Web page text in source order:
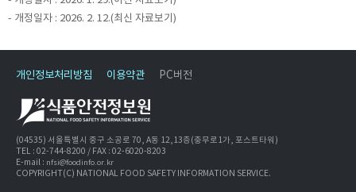
- 개정일자 : 2026. 2. 12.(최신 자료보기)
개인정보처리방침 이용약관 PC버전
(04535) 서울특별시 중구 소공로 70, A동 12,13층(충무로1가, 포스트타워)
TEL : 02-744-8200 / FAX : 02-6020-8203
E-mail : nfsi@foodinfo.or.kr
COPYRIGHT(C) NATIONAL FOOD SAFETY INFORMATION SERVICE.